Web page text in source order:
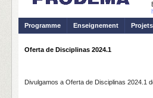
Programme
Enseignement
Oferta de Disciplinas 2024.1
Divulgamos a Oferta de Disciplinas 2024.1